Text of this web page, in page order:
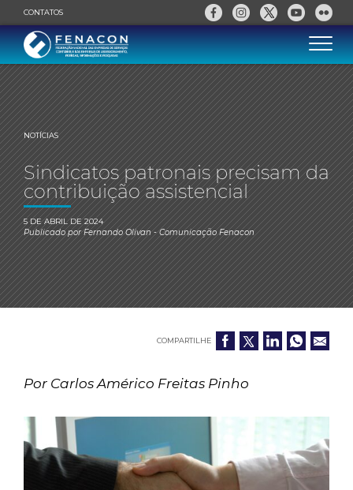
CONTATOS
NOTÍCIAS
Sindicatos patronais precisam da
contribuição assistencial
5 DE ABRIL DE 2024
Publicado porFernando Olivan- Comunicação Fenacon
COMPARTILHE
Por Carlos Américo Freitas Pinho